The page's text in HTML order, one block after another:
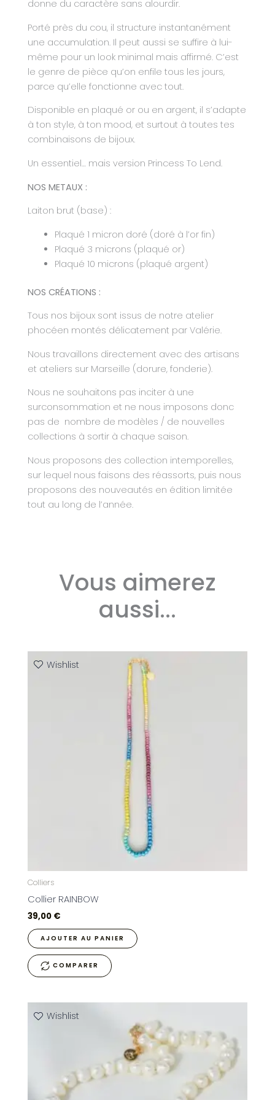
donne du caractère sans alourdir.
Porté près du cou, il structure instantanément
une accumulation. Il peut aussi se suffire à lui-
même pour un look minimal mais affirmé. C’est
le genre de pièce qu’on enfile tous les jours,
parce qu’elle fonctionne avec tout.
Disponible en plaqué or ou en argent, il s’adapte
à ton style, à ton mood, et surtout à toutes tes
combinaisons de bijoux.
Un essentiel… mais version Princess To Lend.
NOS METAUX :
Laiton brut (base) :
Plaqué 1 micron doré (doré à l’or fin)
Plaqué 3 microns (plaqué or)
Plaqué 10 microns (plaqué argent)
NOS CRÉATIONS :
Tous nos bijoux sont issus de notre atelier
phocéen montés délicatement par Valérie.
Nous travaillons directement avec des artisans
et ateliers sur Marseille (dorure, fonderie).
Nous ne souhaitons pas inciter à une
surconsommation et ne nous imposons donc
pas de nombre de modèles / de nouvelles
collections à sortir à chaque saison.
Nous proposons des collection intemporelles,
sur lequel nous faisons des réassorts, puis nous
proposons des nouveautés en édition limitée
tout au long de l’année.
Vous aimerez
aussi...
Wishlist
Colliers
Collier RAINBOW
39,00 €
AJOUTER AU PANIER
COMPARER
Wishlist